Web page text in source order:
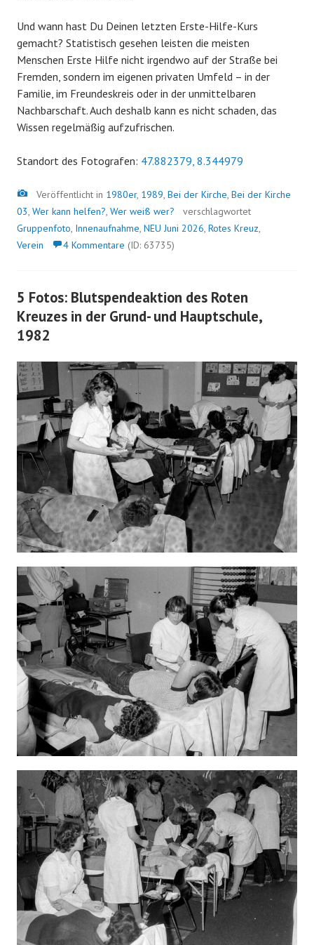
Und wann hast Du Deinen letzten Erste-Hilfe-Kurs
gemacht? Statistisch gesehen leisten die meisten
Menschen Erste Hilfe nicht irgendwo auf der Straße bei
Fremden, sondern im eigenen privaten Umfeld – in der
Familie, im Freundeskreis oder in der unmittelbaren
Nachbarschaft. Auch deshalb kann es nicht schaden, das
Wissen regelmäßig aufzufrischen.
Standort des Fotografen: 47.882379, 8.344979
Bild
Veröffentlicht in 1980er, 1989, Bei der Kirche, Bei der Kirche
03, Wer kann helfen?, Wer weiß wer?
verschlagwortet
Gruppenfoto, Innenaufnahme, NEU Juni 2026, Rotes Kreuz,
Verein
4 Kommentare (ID: 63735)
5 Fotos: Blutspendeaktion des Roten
Kreuzes in der Grund- und Hauptschule,
1982